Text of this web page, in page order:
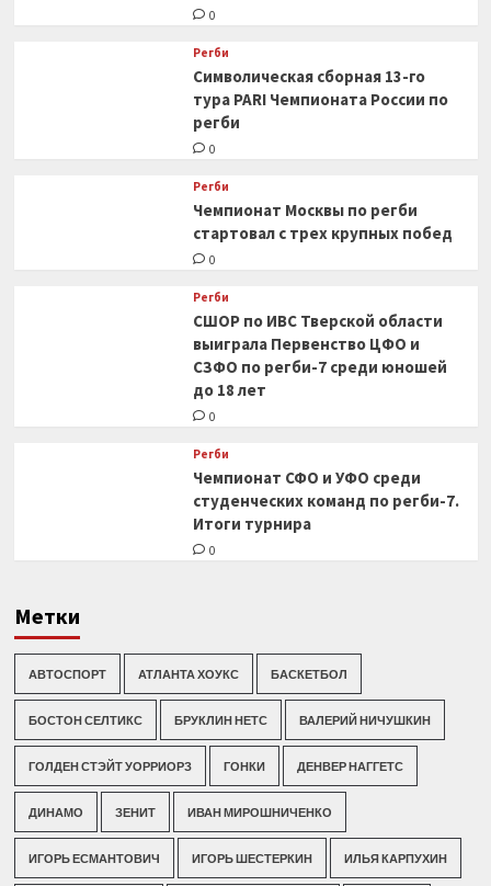
0
Регби
Символическая сборная 13-го
тура PARI Чемпионата России по
регби
0
Регби
Чемпионат Москвы по регби
стартовал с трех крупных побед
0
Регби
СШОР по ИВС Тверской области
выиграла Первенство ЦФО и
СЗФО по регби-7 среди юношей
до 18 лет
0
Регби
Чемпионат СФО и УФО среди
студенческих команд по регби-7.
Итоги турнира
0
Метки
АВТОСПОРТ АТЛАНТА ХОУКС БАСКЕТБОЛ
БОСТОН СЕЛТИКС БРУКЛИН НЕТС ВАЛЕРИЙ НИЧУШКИН
ГОЛДЕН СТЭЙТ УОРРИОРЗ ГОНКИ ДЕНВЕР НАГГЕТС
ДИНАМО ЗЕНИТ ИВАН МИРОШНИЧЕНКО
ИГОРЬ ЕСМАНТОВИЧ ИГОРЬ ШЕСТЕРКИН ИЛЬЯ КАРПУХИН